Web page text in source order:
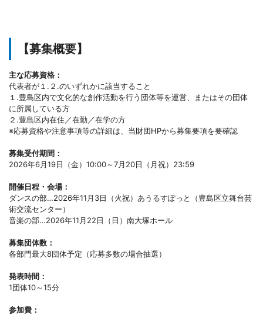
【募集概要】
主な応募資格：
代表者が１.２.のいずれかに該当すること
１.豊島区内で文化的な創作活動を行う団体等を運営、またはその団体
に所属している方
２.豊島区内在住／在勤／在学の方
※応募資格や注意事項等の詳細は、 当財団HPから募集要項を要確認
募集受付期間：
2026年6月19日（金）10:00～7月20日（月祝）23:59
開催日程・会場：
ダンスの部…2026年11月3日（火祝）あうるすぽっと（豊島区立舞台芸
術交流センター）
音楽の部…2026年11月22日（日）南大塚ホール
募集団体数：
各部門最大8団体予定（応募多数の場合抽選）
発表時間：
1団体10～15分
参加費：